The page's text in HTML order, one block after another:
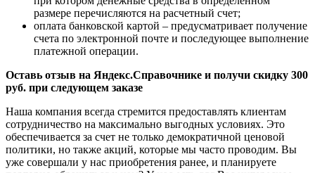
размере перечисляются на расчетный счет;
оплата банковской картой – предусматривает получение
счета по электронной почте и последующее выполнение
платежной операции.
Оставь отзыв на Яндекс.Справочнике и получи скидку 300
руб. при следующем заказе
Наша компания всегда стремится предоставлять клиентам
сотрудничество на максимально выгодных условиях. Это
обеспечивается за счет не только демократичной ценовой
политики, но также акций, которые мы часто проводим. Вы
уже совершали у нас приобретения ранее, и планируете